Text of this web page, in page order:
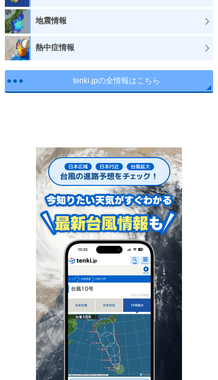
地震情報
熱中症情報
tenki.jpの全情報はこちら